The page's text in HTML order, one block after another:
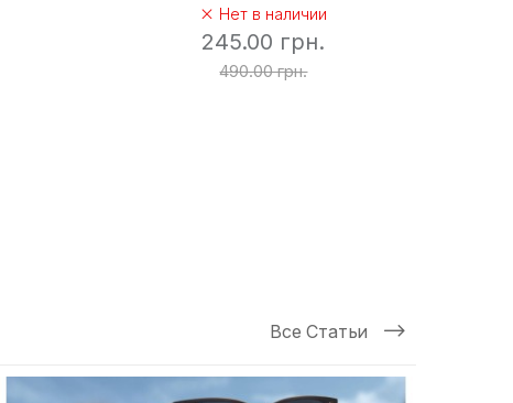
Нет в наличии
245.00 грн.
490.00 грн.
Все Статьи